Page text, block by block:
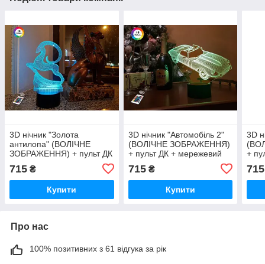
3D нічник "Золота
антилопа" (ВОЛІЧНЕ
ЗОБРАЖЕННЯ) + пульт ДК
+батарейки (3ААА)
3DTOYSLAMP
715 ₴
Купити
3D нічник "Автомобіль 2"
(ВОЛІЧНЕ ЗОБРАЖЕННЯ)
+ пульт ДК + мережевий
(3ААА) 3DTOYSLAMP
715₴
Купити
3D
+
715
Про нас
100% позитивних з 61 відгука за рік